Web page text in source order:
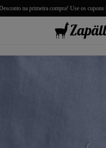
na primeira compra! Use os cupons